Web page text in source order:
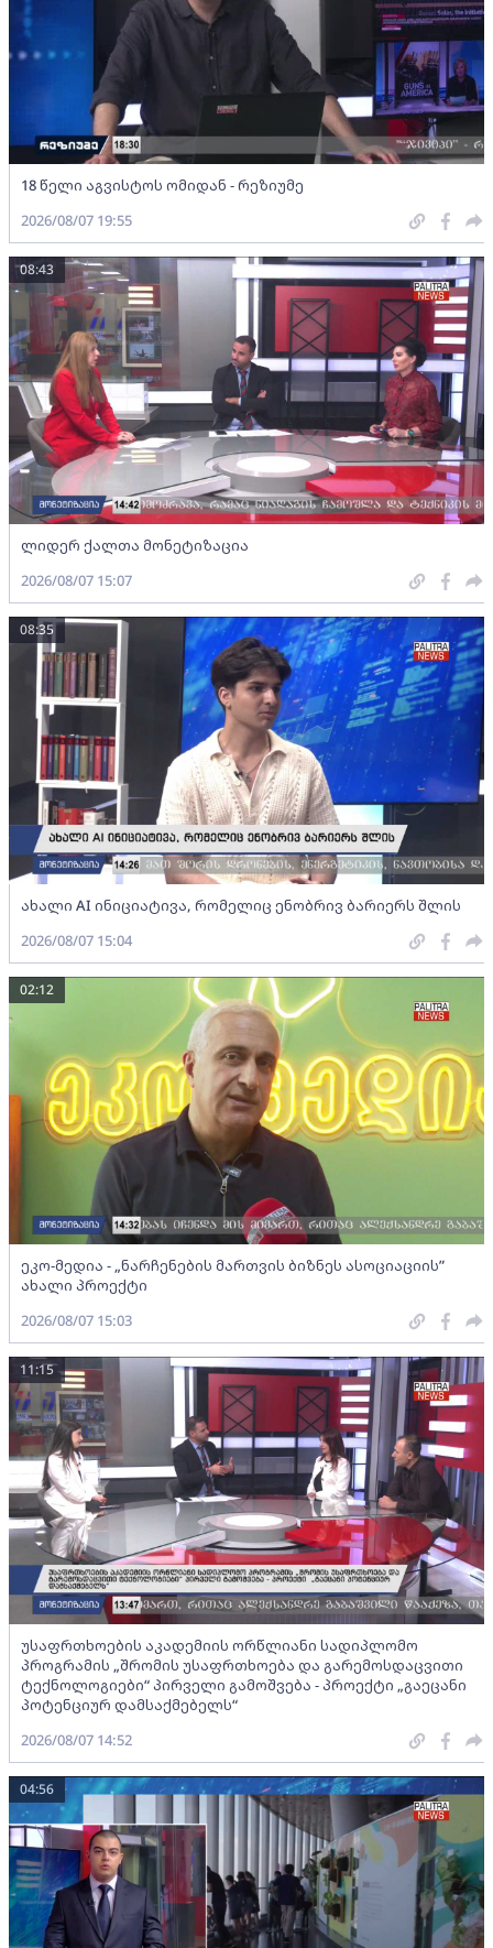
18 წელი აგვისტოს ომიდან - რეზიუმე
2026/08/07 19:55
ლიდერ ქალთა მონეტიზაცია
08:43
2026/08/07 15:07
ახალი AI ინიციატივა, რომელიც ენობრივ ბარიერს შლის
08:35
2026/08/07 15:04
ეკო-მედია - „ნარჩენების მართვის ბიზნეს ასოციაციის”
ახალი პროექტი
02:12
2026/08/07 15:03
უსაფრთხოების აკადემიის ორწლიანი სადიპლომო
პროგრამის „შრომის უსაფრთხოება და გარემოსდაცვითი
ტექნოლოგიები“ პირველი გამოშვება - პროექტი „გაეცანი
პოტენციურ დამსაქმებელს“
11:15
2026/08/07 14:52
04:56